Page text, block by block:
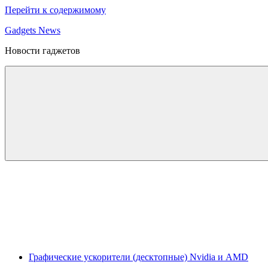
Перейти к содержимому
Gadgets News
Новости гаджетов
Графические ускорители (десктопные) Nvidia и AMD